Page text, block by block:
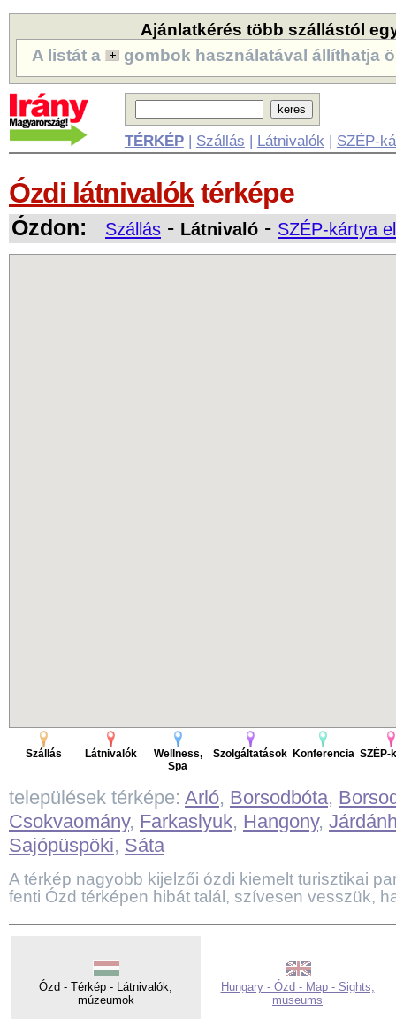
Ajánlatkérés több szállástól
A listát a
gombok használatával állíthatja
TÉRKÉP| Szállás | Látnivalók | SZÉP-
Ózdi látnivalók térképe
Ózdon: Szállás - Látnivaló - SZÉP-kártya
Szállás Látnivalók
Wellness,
Spa
Szolgáltatások Konferencia SZÉP-
települések térképe: Arló, Borsodbóta,
Csokvaomány, Farkaslyuk, Hangony,
Sajópüspöki, Sáta
A térkép nagyobb kijelzői ózdi kiemelt turisztikai
fenti Ózd térképen hibát talál, szívesen vesszük,
Ózd - Térkép - Látnivalók,
múzeumok
Hungary - Ózd - Map - Sights,
museums